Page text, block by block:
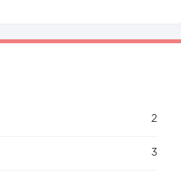
2
3